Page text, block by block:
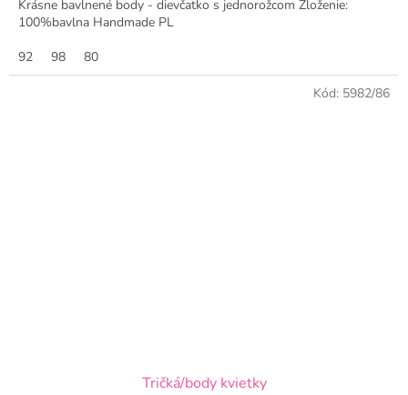
Krásne bavlnené body - dievčatko s jednorožcom Zloženie:
100%bavlna Handmade PL
92
98 80
Tričká/body kvietky
Kód: 5982/86